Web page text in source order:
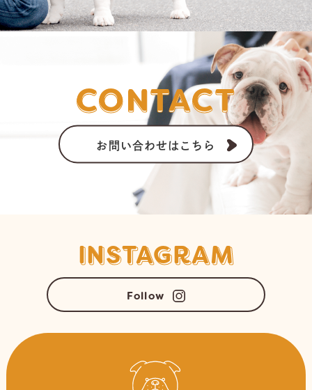
CONTACT
お問い合わせはこちら
INSTAGRAM
Follow